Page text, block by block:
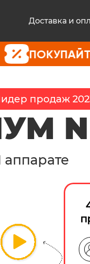
Доставка и
продаж
аппарате